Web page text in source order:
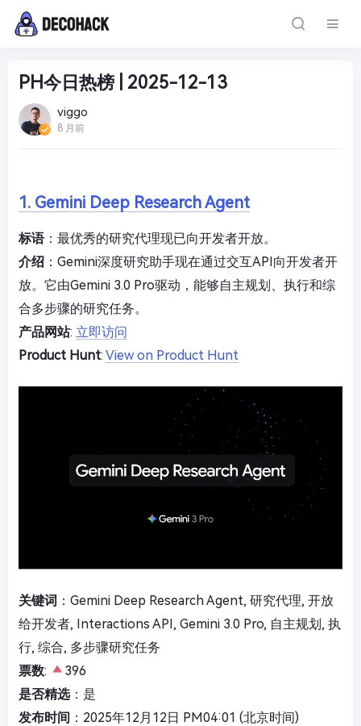
PH今日热榜 | 2025-12-13
viggo
8 月前
1. Gemini Deep Research Agent
标语：最优秀的研究代理现已向开发者开放。
介绍 ：Gemini深度研究助手现在通过交互API向开发者开
放。它由Gemini 3.0 Pro驱动，能够自主规划、执行和综
合多步骤的研究任务。
产品网站: 立即访问
Product Hunt: View on Product Hunt
关键词 ：Gemini Deep Research Agent, 研究代理, 开放
给开发者, Interactions API, Gemini 3.0 Pro, 自主规划, 执
行, 综合, 多步骤研究任务
票数:
396
是否精选：是
发布时间 ：2025年12月12日 PM04:01 (北京时间)